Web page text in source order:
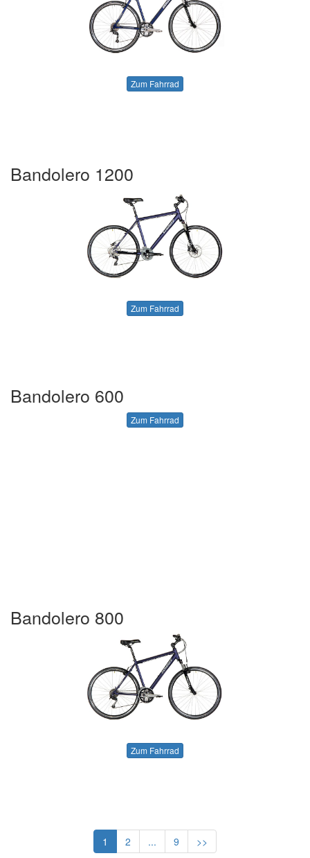
Zum Fahrrad
Bandolero 1200
Zum Fahrrad
Bandolero 600
Zum Fahrrad
Bandolero 800
Zum Fahrrad
1 2 ... 9 >>